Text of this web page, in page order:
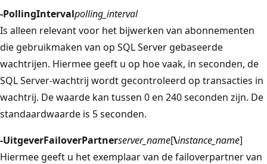
-PollingIntervalpolling_interval
Is alleen relevant voor het bijwerken van abonnementen
die gebruikmaken van op SQL Server gebaseerde
wachtrijen. Hiermee geeft u op hoe vaak, in seconden, de
SQL Server-wachtrij wordt gecontroleerd op transacties in
wachtrij. De waarde kan tussen 0 en 240 seconden zijn. De
standaardwaarde is 5 seconden.
-UitgeverFailoverPartnerserver_name[\instance_name]
Hiermee geeft u het exemplaar van de failoverpartner van